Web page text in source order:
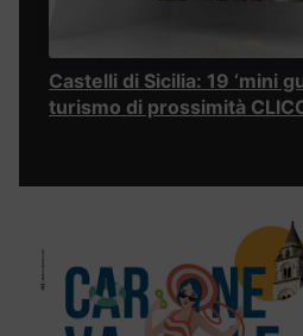
Castelli di Sicilia: 19 ‘mini
turismo di prossimità